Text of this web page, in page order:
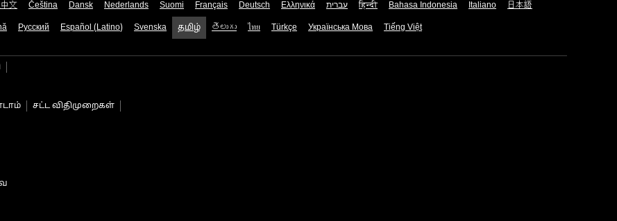
文 Čeština Dansk Nederlands Suomi Français Deutsch Ελληνικά עברית हिन्दी Bahasa Indonesia Italiano 日本語
Русский Español (Latino) Svenska தமிழ் తెలుగు ไทย Türkçe Українська Мова Tiếng Việt
சட்ட விதிமுறைகள்